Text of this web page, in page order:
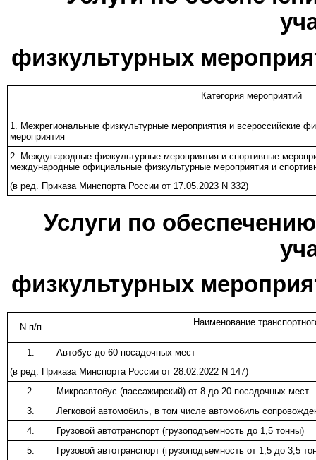
физкультурных
Категория мероприятий
1. Межрегиональные физкультурные мероприятия и всероссийские
мероприятия
2. Международные физкультурные мероприятия и спортивные
международные официальные физкультурные мероприятия и
(в ред. ПриказаМинспорта России от 17.05.2023 N 332)
Услуги по
физкультурных
N п/п Наименование
1.
Автобус до 60 посадочных мест
(в ред.
ПриказаМинспорта России от 28.02.2022 N 147)
2.
Микроавтобус (пассажирский) от 8 до 20 посадочных мест
3.
Легковой автомобиль, в том числе автомобиль
4.
Грузовой автотранспорт (грузоподъемность до 1,5 тонны)
5.
Грузовой автотранспорт (грузоподъемность от 1,5 до 3,5